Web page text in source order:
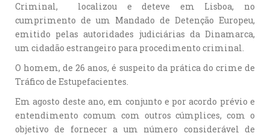
Criminal, localizou e deteve em Lisboa, no
cumprimento de um Mandado de Detenção Europeu,
emitido pelas autoridades judiciárias da Dinamarca,
um cidadão estrangeiro para procedimento criminal.
O homem, de 26 anos, é suspeito da prática do crime de
Tráfico de Estupefacientes.
Em agosto deste ano, em conjunto e por acordo prévio e
entendimento comum com outros cúmplices, com o
objetivo de fornecer a um número considerável de